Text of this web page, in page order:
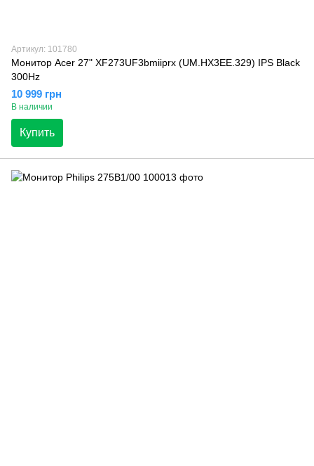
Артикул: 101780
Монитор Acer 27" XF273UF3bmiiprx (UM.HX3EE.329) IPS Black
300Hz
10 999 грн
В наличии
Купить